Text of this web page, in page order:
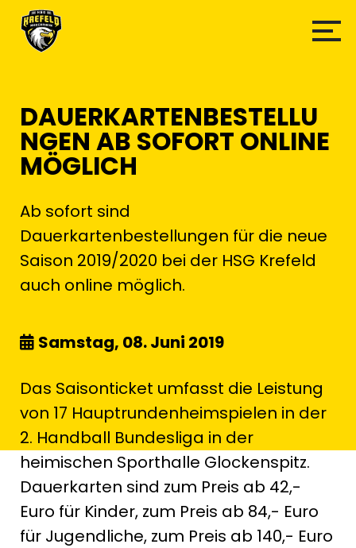
DAUERKARTENBESTELLU
NGEN AB SOFORT ONLINE
MÖGLICH
Ab sofort sind
Dauerkartenbestellungen für die neue
Saison 2019/2020 bei der HSG Krefeld
auch online möglich.
Samstag, 08. Juni 2019
Das Saisonticket umfasst die Leistung
von 17 Hauptrundenheimspielen in der
2. Handball Bundesliga in der
heimischen Sporthalle Glockenspitz.
Dauerkarten sind zum Preis ab 42,-
Euro für Kinder, zum Preis ab 84,- Euro
für Jugendliche, zum Preis ab 140,- Euro